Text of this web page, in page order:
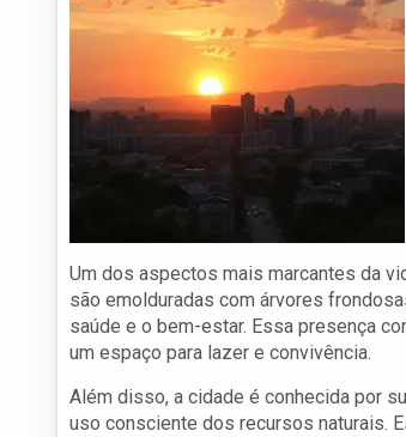
Um dos aspectos mais marcantes da
são emolduradas com árvores
saúde e o bem-estar. Essa presença
um espaço para lazer e convivência.
Além disso, a cidade é conhecida por
uso consciente dos recursos naturais.